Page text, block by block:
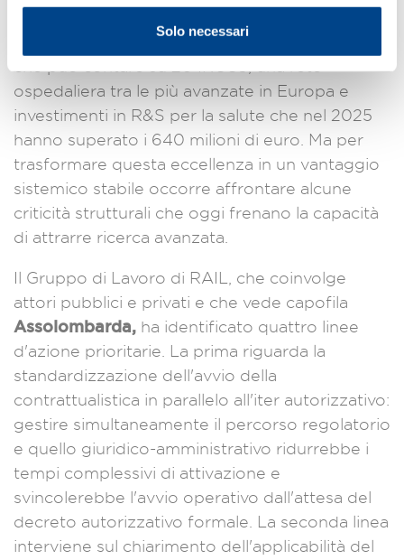
Solo necessari
valutate in Italia è stato condotto nella regione,
ospedaliera tra le più avanzate in Europa e
investimenti in R&S per la salute che nel 2025
hanno superato i 640 milioni di euro. Ma per
trasformare questa eccellenza in un vantaggio
sistemico stabile occorre affrontare alcune
criticità strutturali che oggi frenano la capacità
di attrarre ricerca avanzata.
Il Gruppo di Lavoro di RAIL, che coinvolge
attori pubblici e privati e che vede capofila
Assolombarda, ha identificato quattro linee
d'azione prioritarie. La prima riguarda la
standardizzazione dell'avvio della
contrattualistica in parallelo all'iter autorizzativo:
gestire simultaneamente il percorso regolatorio
e quello giuridico-amministrativo ridurrebbe i
tempi complessivi di attivazione e
svincolerebbe l'avvio operativo dall'attesa del
decreto autorizzativo formale. La seconda linea
interviene sul chiarimento dell'applicabilità del